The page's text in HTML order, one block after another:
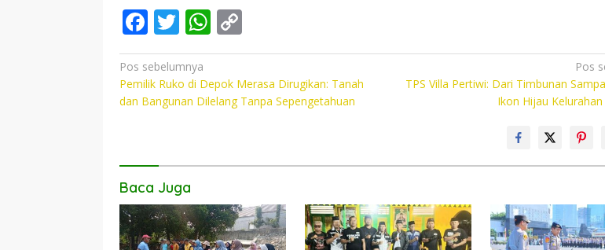
F
ac
e
b
k
T
w
itt
er
W
h
at
s
p
o
p
y
k
Navigasi
pos
Pos sebelumnya
Pemilik Ruko di Depok Merasa Dirugikan: Tanah
dan Bangunan Dilelang Tanpa Sepengetahuan
Pos
TPS Villa Pertiwi: Dari Timbunan
Ikon Hijau
Baca Juga